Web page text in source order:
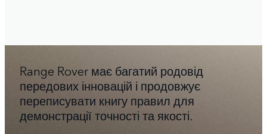
Range Rover має багатий родовід
передових інновацій і продовжує
переписувати книгу правил для
демонстрації точності та якості.